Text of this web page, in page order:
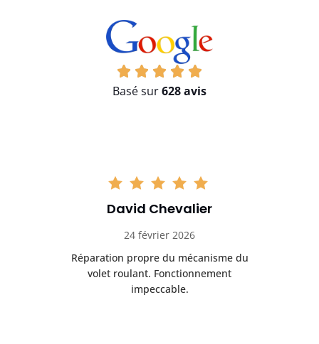
Basé sur628 avis
David Chevalier
24 février 2026
Réparation propre du mécanisme du
volet roulant. Fonctionnement
impeccable.